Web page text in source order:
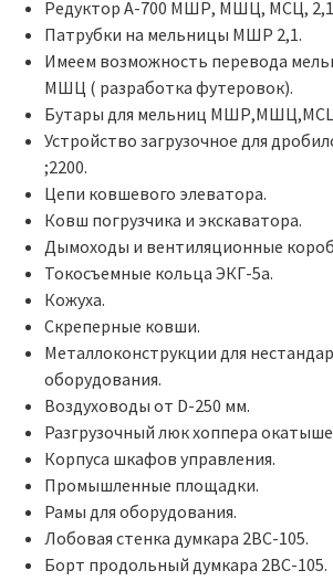
Редуктор А-700 МШР, МШЦ, МСЦ,
Патрубки на мельницы МШР 2,1.
Имеем возможность перевода
МШЦ ( разработка футеровок).
Бутары для мельниц
Устройство загрузочное для
;2200.
Цепи ковшевого элеватора.
Ковш погрузчика и экскаватора.
Дымоходы и вентиляционные
Токосъемные кольца ЭКГ-5а.
Кожуха.
Скреперные ковши.
Металлоконструкции для
оборудования.
Воздуховоды от D-250 мм.
Разгрузочный люк хоппера
Корпуса шкафов управления.
Промышленные площадки.
Рамы для оборудования.
Лобовая стенка думкара 2ВС-105.
Борт продольный думкара 2ВС-105.